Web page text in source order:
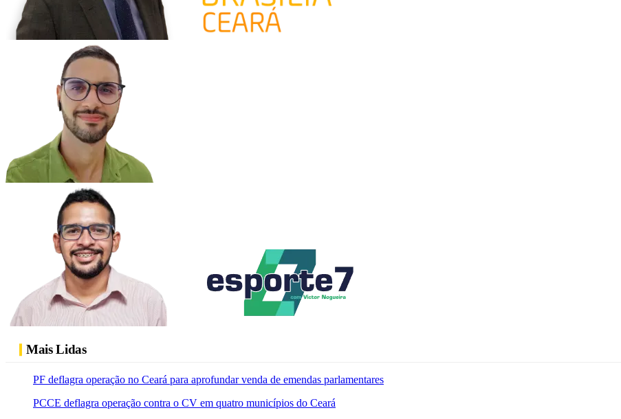
Mais Lidas
PF deflagra operação no Ceará para aprofundar venda de emendas parlamentares
PCCE deflagra operação contra o CV em quatro municípios do Ceará